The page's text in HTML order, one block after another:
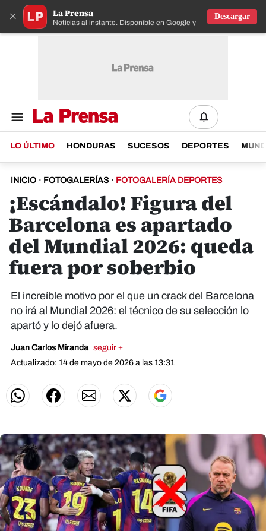
× La Prensa
Noticias al instante. Disponible en Google y IOS
Descargar
LO ÚLTIMO HONDURAS SUCESOS DEPORTES
INICIO · FOTOGALERÍAS · FOTOGALERÍA DEPORTES
¡Escándalo! Figura del
Barcelona es apartado
del Mundial 2026: queda
fuera por soberbio
El increíble motivo por el que un crack del Barcelona
no irá al Mundial 2026: el técnico de su selección lo
apartó y lo dejó afuera.
Juan Carlos Miranda seguir +
Actualizado: 14 de mayo de 2026 a las 13:31